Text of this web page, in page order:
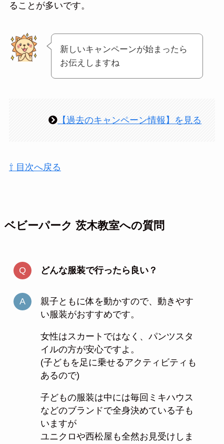
ることが多いです。
新しいキャンペーンが始まったら
お伝えしますね
【過去のキャンペーン情報】を見る
⇧ 目次へ戻る
ベビーパーク 茨木教室への質問
どんな服装で行ったら良い？
親子ともに体を動かすので、動きやす
い服装がおすすめです。
女性はスカートではなく、パンツスタ
イルの方が安心ですよ。
(子どもを足に乗せるアクティビティも
あるので)
子どもの服装は中には毎回ミキハウス
などのブランドで全身決めている子も
いますが
ユニクロや西松屋も全然お見受けしま